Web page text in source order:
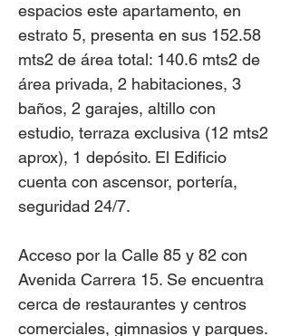
espacios este apartamento, en
estrato 5, presenta en sus 152.58
mts2 de área total: 140.6 mts2 de
área privada, 2 habitaciones, 3
baños, 2 garajes, altillo con
estudio, terraza exclusiva (12 mts2
aprox), 1 depósito. El Edificio
cuenta con ascensor, portería,
seguridad 24/7.
Acceso por la Calle 85 y 82 con
Avenida Carrera 15. Se encuentra
cerca de restaurantes y centros
comerciales, gimnasios y parques.